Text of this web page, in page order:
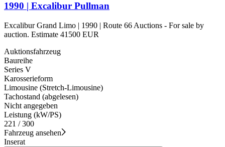
1990 | Excalibur Pullman
Excalibur Grand Limo | 1990 | Route 66 Auctions - For sale by
auction. Estimate 41500 EUR
Auktionsfahrzeug
Baureihe
Series V
Karosserieform
Limousine (Stretch-Limousine)
Tachostand (abgelesen)
Nicht angegeben
Leistung (kW/PS)
221 / 300
Fahrzeug ansehen
Inserat